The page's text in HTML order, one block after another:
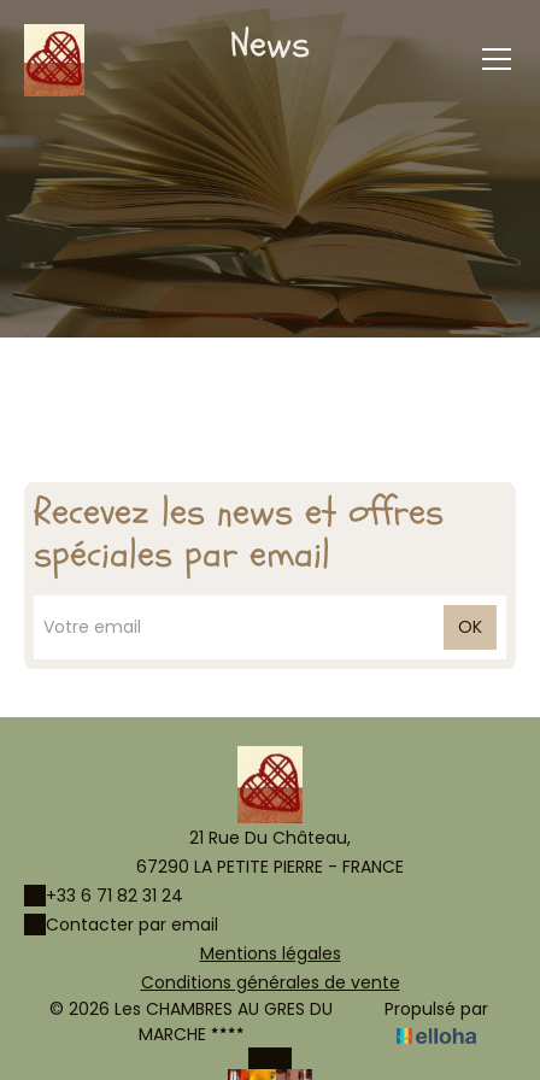
News
Recevez les news et offres
spéciales par email
OK
21 Rue Du Château,
67290 LA PETITE PIERRE - FRANCE
+33 6 71 82 31 24
Contacter par email
Mentions légales
Conditions générales de vente
© 2026 Les CHAMBRES AU GRES DU
MARCHE
Propulsé par